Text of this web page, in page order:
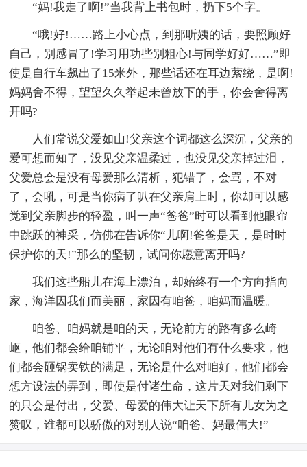
“妈!我走了啊!”当我背上书包时，扔下5个字。
“哦!好!……路上小心点，到那听姨的话，要照顾好
自己，别感冒了!学习用功些别粗心!与同学好好……”即
使是自行车飙出了15米外，那些话还在耳边萦绕，是啊!
妈妈舍不得，望望久久举起未曾放下的手，你会舍得离
开吗?
人们常说父爱如山!父亲这个词都这么深沉，父亲的
爱可想而知了，没见父亲温柔过，也没见父亲掉过泪，
父爱总会是没有母爱那么清析，犯错了，会骂，不对
了，会吼，可是当你病了叭在父亲肩上时，你却可以感
觉到父亲脚步的轻盈，叫一声“爸爸”时可以看到他眼帘
中跳跃的神采，仿佛在告诉你“儿啊!爸爸是天，是时时
保护你的天!”那么的坚韧，试问你愿意离开吗?
我们这些船儿在海上漂泊，却始终有一个方向指向
家，海洋因我们而美丽，家因有咱爸，咱妈而温暖。
咱爸、咱妈就是咱的天，无论前方的路有多么崎
岖，他们都会给咱铺平，无论咱对他们有什么要求，他
们都会砸锅卖铁的满足，无论是什么对咱好，他们都会
想方设法的弄到，即使是付诸生命，这片天对我们剩下
的只会是付出，父爱、母爱的伟大让天下所有儿女为之
赞叹，谁都可以骄傲的对别人说“咱爸、妈最伟大!”